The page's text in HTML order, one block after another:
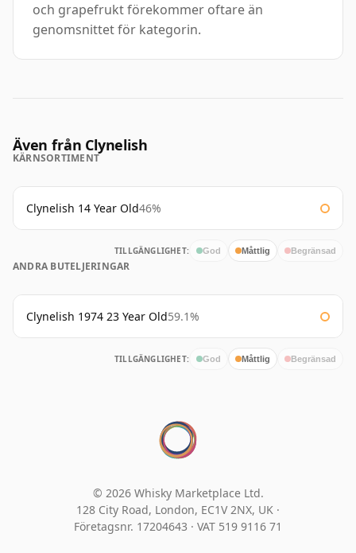
och grapefrukt förekommer oftare än
genomsnittet för kategorin.
Även från Clynelish
KÄRNSORTIMENT
Clynelish 14 Year Old46%
TILLGÄNGLIGHET: God Måttlig Begränsad
ANDRA BUTELJERINGAR
Clynelish 1974 23 Year Old59.1%
TILLGÄNGLIGHET: God Måttlig Begränsad
© 2026 Whisky Marketplace Ltd.
128 City Road, London, EC1V 2NX, UK ·
Företagsnr. 17204643 · VAT 519 9116 71